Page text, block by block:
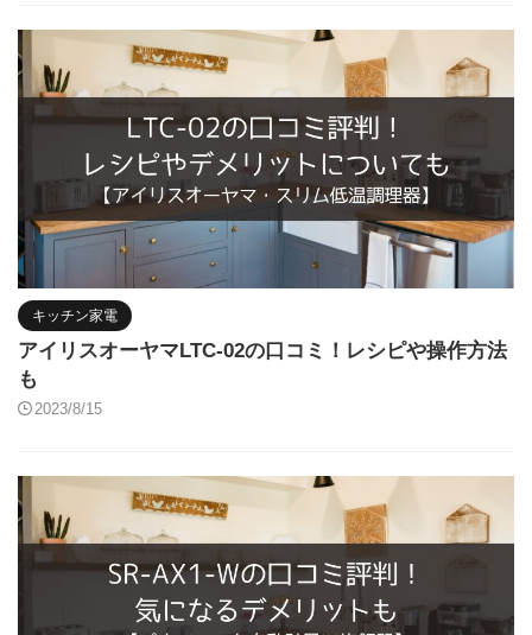
キッチン家電
アイリスオーヤマLTC-02の口コミ！レシピや操作方法
も
2023/8/15